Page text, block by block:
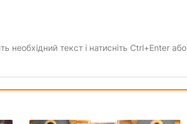
необхідний текст і натисніть Ctrl+Enter або